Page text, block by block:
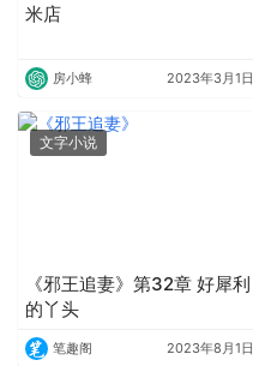
米店
房小蜂 2023年3月1日
文字小说
《邪王追妻》第32章 好犀利
的丫头
笔趣阁 2023年8月1日